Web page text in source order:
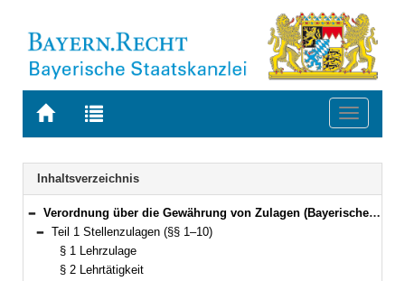
Zur
BAYERN.RECHT
Zur
letzten
Suche
Toggle
Navigation
Inhaltsverzeichnis
Bereich reduzieren
Verordnung über die Gewährung von Zulagen (Bayerische Zulagenverordnung – BayZulV) Vom 16. November 2010 (GVBl. S. 747) BayRS 2032-2-11-F (§§ 1–22)
Bereich reduzieren
Teil 1 Stellenzulagen (§§ 1–10)
§ 1 Lehrzulage
§ 2 Lehrtätigkeit